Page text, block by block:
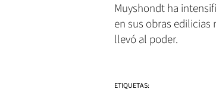
Muyshondt ha
en sus obras
llevó al poder.
ETIQUETAS: